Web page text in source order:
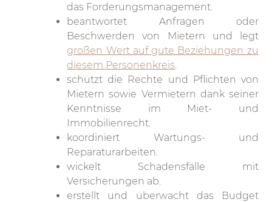
das Forderungsmanagement.
beantwortet Anfragen oder
Beschwerden von Mietern und legt
großen Wert auf gute Beziehungen zu
diesem Personenkreis.
schützt die Rechte und Pflichten von
Mietern sowie Vermietern dank seiner
Kenntnisse im Miet- und
Immobilienrecht.
koordiniert Wartungs- und
Reparaturarbeiten.
wickelt Schadensfälle mit
Versicherungen ab.
erstellt und überwacht das Budget